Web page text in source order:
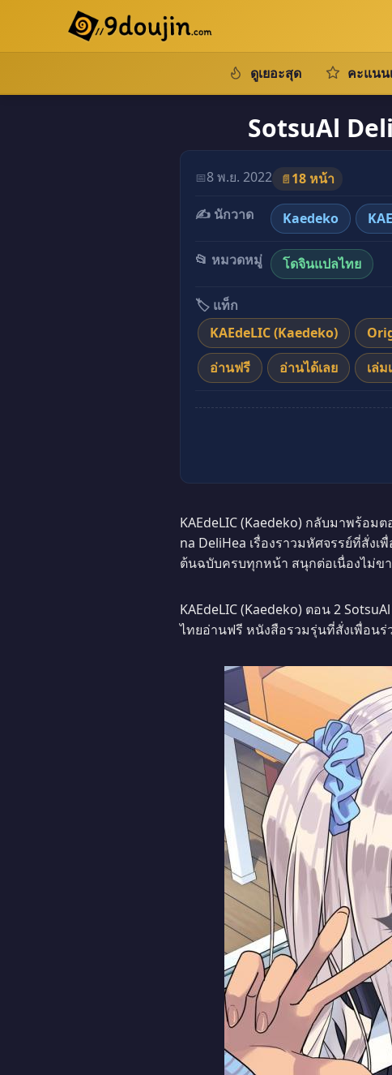
ดูเยอะสุด คะแนน
SotsuAl
📅8 พ.ย. 2022 📄 18 หน้า
✍️ นักวาด
Kaedeko
📂 หมวดหมู่ โดจินแปลไทย
🏷️ แท็ก
KAEdeLIC (Kaedeko)
อ่านฟรี
อ่านได้เลย เล่ม
KAEdeLIC (Kaedeko) กลับมาพร้อม
na DeliHea เรื่องราวมหัศจรรย์ที่สั่ง
ต้นฉบับครบทุกหน้า สนุกต่อเนื่องไม่ข
KAEdeLIC (Kaedeko) ตอน 2
ไทยอ่านฟรี หนังสือรวมรุ่นที่สั่งเพื่อ